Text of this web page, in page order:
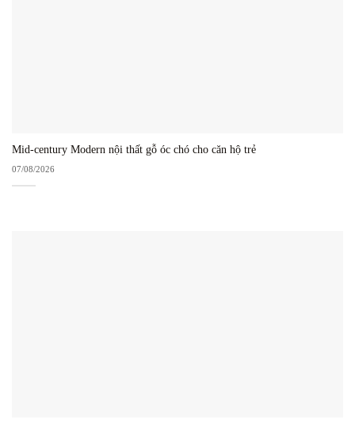
Mid-century Modern nội thất gỗ óc chó cho căn hộ trẻ
07/08/2026